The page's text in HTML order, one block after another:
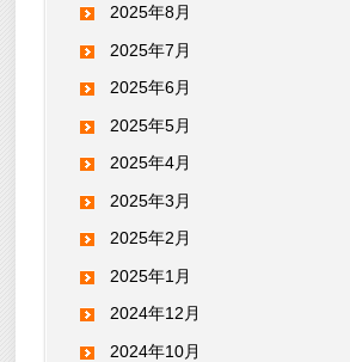
2025年8月
2025年7月
2025年6月
2025年5月
2025年4月
2025年3月
2025年2月
2025年1月
2024年12月
2024年10月